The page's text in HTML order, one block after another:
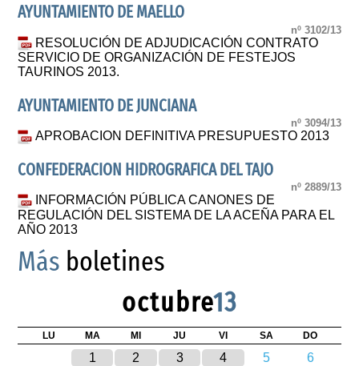
AYUNTAMIENTO DE MAELLO
nº 3102/13
RESOLUCIÓN DE ADJUDICACIÓN CONTRATO
SERVICIO DE ORGANIZACIÓN DE FESTEJOS
TAURINOS 2013.
AYUNTAMIENTO DE JUNCIANA
nº 3094/13
APROBACION DEFINITIVA PRESUPUESTO 2013
CONFEDERACION HIDROGRAFICA DEL TAJO
nº 2889/13
INFORMACIÓN PÚBLICA CANONES DE
REGULACIÓN DEL SISTEMA DE LA ACEÑA PARA EL
AÑO 2013
Más boletines
octubre13
LU MA MI JU VI SA DO
1 2 3 4 5
6